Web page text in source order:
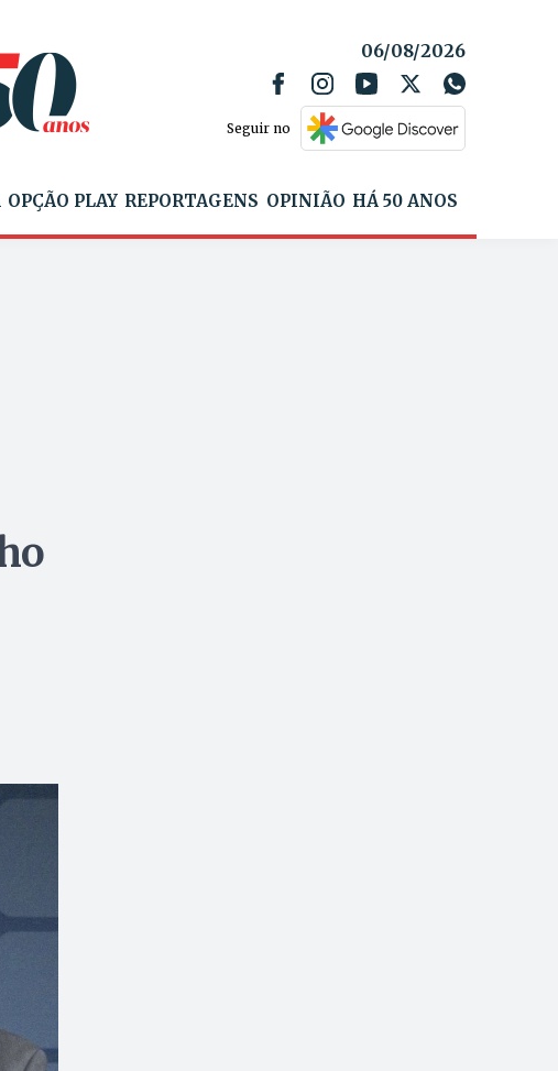
06/08/2026
Seguir no
OPÇÃO PLAY REPORTAGENS OPINIÃO HÁ 50 ANOS